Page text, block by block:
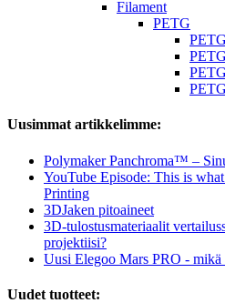
Filament
PETG
Uusimmat artikkelimme:
Polymaker Panchroma™ –
YouTube Episode: This is
Printing
3DJaken pitoaineet
3D-tulostusmateriaalit
projektiisi?
Uusi Elegoo Mars PRO - mikä
Uudet tuotteet: